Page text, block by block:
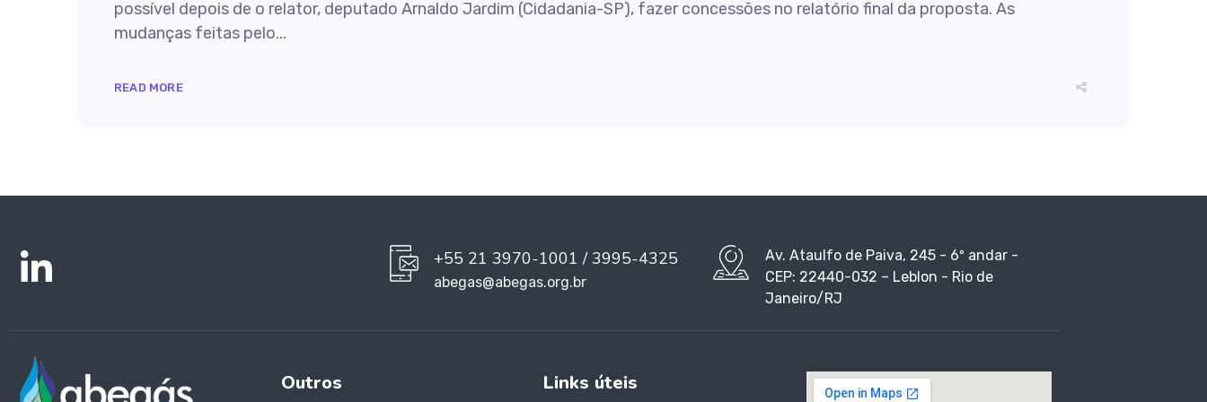
possível depois de o relator, deputado Arnaldo Jardim (Cidadania-SP), fazer concessões no relatório final da proposta. As
mudanças feitas pelo...
READ MORE
+55 21 3970-1001 / 3995-4325
abegas@abegas.org.br
Av. Ataulfo de Paiva, 245 - 6º andar -
CEP: 22440-032 – Leblon - Rio de
Janeiro/RJ
Outros Links úteis